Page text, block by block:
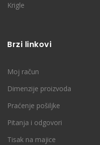
Krigle
Brzi linkovi
Moj račun
Dimenzije proizvoda
Praćenje pošiljke
Pitanja i odgovori
Tisak na majice